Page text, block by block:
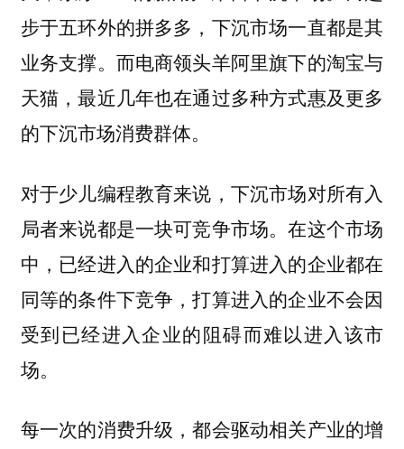
步于五环外的拼多多，下沉市场一直都是其
业务支撑。而电商领头羊阿里旗下的淘宝与
天猫，最近几年也在通过多种方式惠及更多
的下沉市场消费群体。
对于少儿编程教育来说，下沉市场对所有入
局者来说都是一块可竞争市场。在这个市场
中，已经进入的企业和打算进入的企业都在
同等的条件下竞争，打算进入的企业不会因
受到已经进入企业的阻碍而难以进入该市
场。
每一次的消费升级，都会驱动相关产业的增